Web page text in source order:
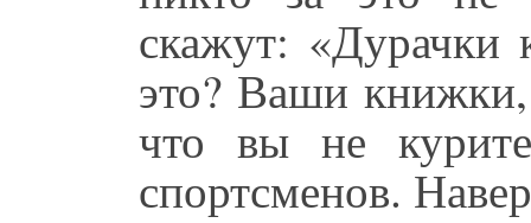
скажут:
это? Ваши
что вы не
спортсменов.